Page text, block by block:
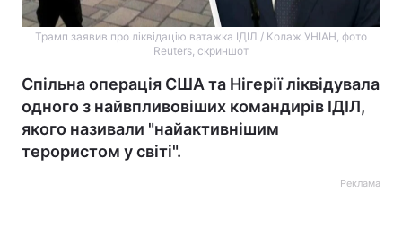
Трамп заявив про ліквідацію ватажка ІДІЛ / Колаж УНІАН, фото
Reuters, скриншот
Спільна операція США та Нігерії ліквідувала
одного з найвпливовіших командирів ІДІЛ,
якого називали "найактивнішим
терористом у світі".
Реклама